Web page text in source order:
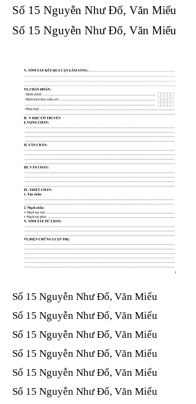
Số 15 Nguyễn Như Đổ, Văn Miếu​​​​
Số 15 Nguyễn Như Đổ, Văn Miếu​​​​
Số 15 Nguyễn Như Đổ, Văn Miếu​​​​
Số 15 Nguyễn Như Đổ, Văn Miếu​​​​
Số 15 Nguyễn Như Đổ, Văn Miếu​​​​
Số 15 Nguyễn Như Đổ, Văn Miếu​​​​
Số 15 Nguyễn Như Đổ, Văn Miếu​​​​
Số 15 Nguyễn Như Đổ, Văn Miếu​​​​